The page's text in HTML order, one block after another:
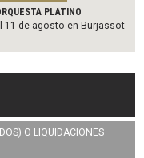
PLATINO
11 de agosto en Burjassot
O LIQUIDACIONES